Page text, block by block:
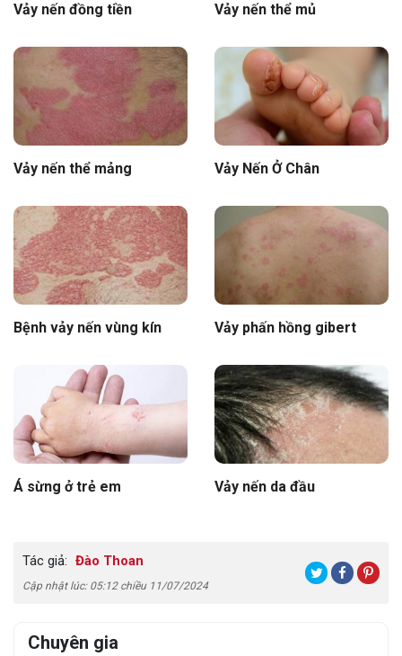
Vảy nến đồng tiền Vảy nến thể mủ
Vảy nến thể mảng Vảy Nến Ở Chân
Bệnh vảy nến vùng kín Vảy phấn hồng gibert
Á sừng ở trẻ em Vảy nến da đầu
Tác giả: Đào Thoan
Cập nhật lúc: 05:12 chiều 11/07/2024
Chuyên gia